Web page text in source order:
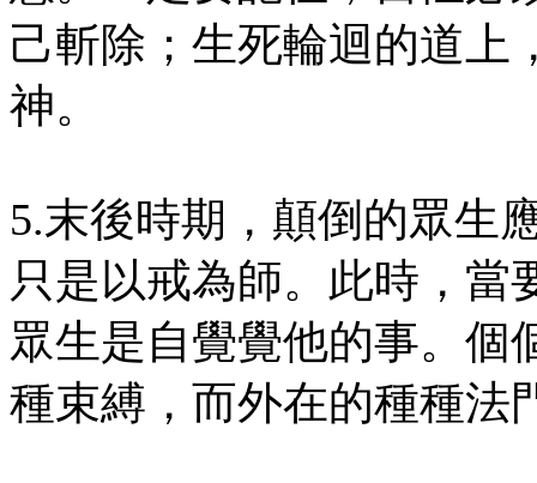
己斬除；生死輪迴的道上
神。
5.末後時期，顛倒的眾生
只是以戒為師。此時，當
眾生是自覺覺他的事。個
種束縛，而外在的種種法